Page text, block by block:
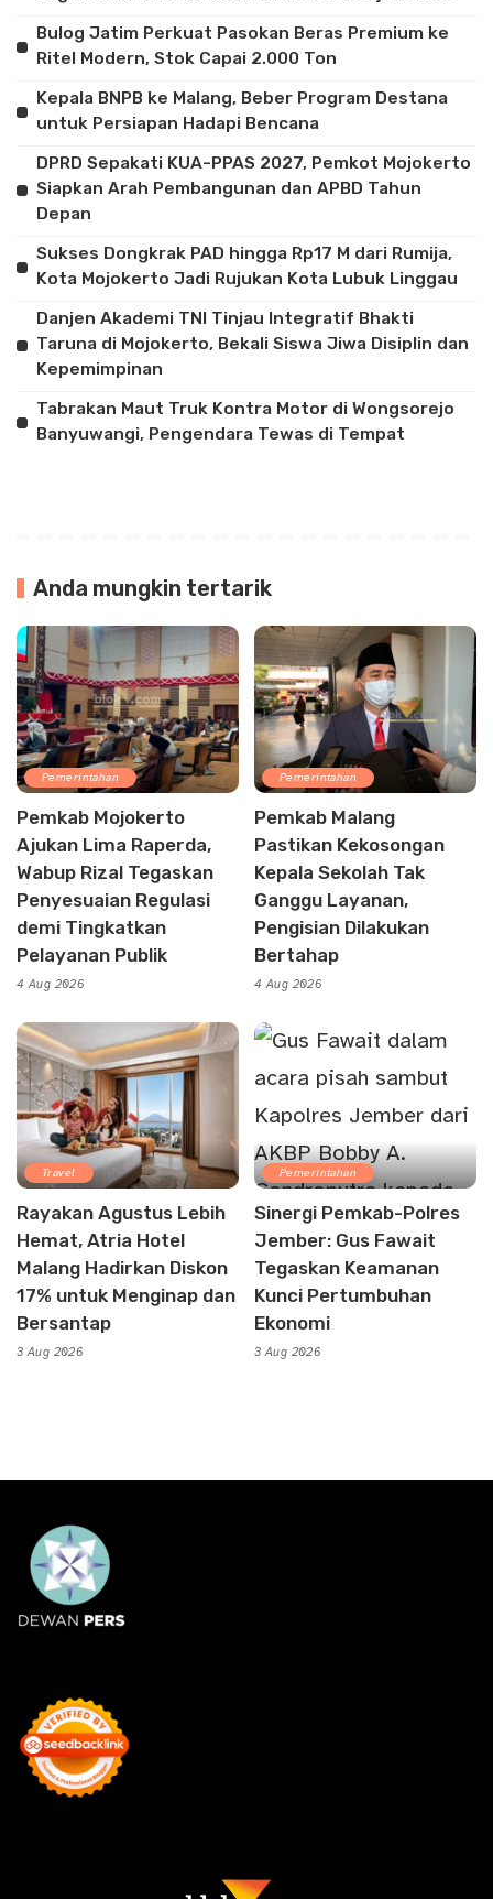
Bulog Jatim Perkuat Pasokan Beras Premium ke
Ritel Modern, Stok Capai 2.000 Ton
Kepala BNPB ke Malang, Beber Program Destana
untuk Persiapan Hadapi Bencana
DPRD Sepakati KUA-PPAS 2027, Pemkot Mojokerto
Siapkan Arah Pembangunan dan APBD Tahun
Depan
Sukses Dongkrak PAD hingga Rp17 M dari Rumija,
Kota Mojokerto Jadi Rujukan Kota Lubuk Linggau
Danjen Akademi TNI Tinjau Integratif Bhakti
Taruna di Mojokerto, Bekali Siswa Jiwa Disiplin dan
Kepemimpinan
Tabrakan Maut Truk Kontra Motor di Wongsorejo
Banyuwangi, Pengendara Tewas di Tempat
Anda mungkin tertarik
Pemerintahan
Pemkab Mojokerto
Ajukan Lima Raperda,
Wabup Rizal Tegaskan
Penyesuaian Regulasi
demi Tingkatkan
Pelayanan Publik
4 Aug 2026
Pemerintahan
Pemkab Malang
Pastikan Kekosongan
Kepala Sekolah Tak
Ganggu Layanan,
Pengisian Dilakukan
Bertahap
4 Aug 2026
Travel
Rayakan Agustus Lebih
Hemat, Atria Hotel
Malang Hadirkan Diskon
17% untuk Menginap dan
Bersantap
3 Aug 2026
Pemerintahan
Sinergi Pemkab-Polres
Jember: Gus Fawait
Tegaskan Keamanan
Kunci Pertumbuhan
Ekonomi
3 Aug 2026